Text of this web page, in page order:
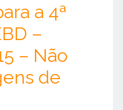
a 4ª
–
– Não
de